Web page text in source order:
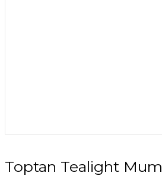
Toptan Tealight Mum